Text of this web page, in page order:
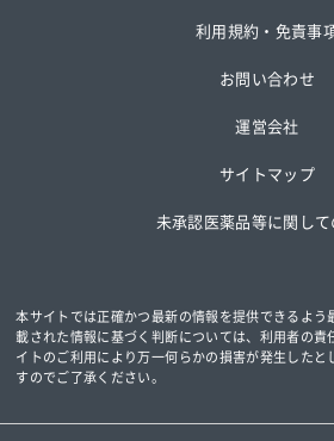
利用規約・免責事
お問い合わせ
運営会社
サイトマップ
未承認医薬品等に関して
本サイトでは正確かつ最新の情報を提供できるよう
載された情報に基づく判断については、 利用者の責
イトのご利用により万一何らかの損害が発生したと
すのでご了承ください。